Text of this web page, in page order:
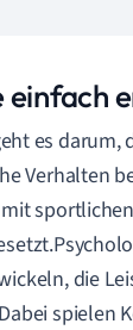
einfach
es darum,
Verhalten
die